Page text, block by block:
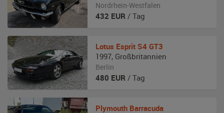
Nordrhein-Westfalen
432 EUR / Tag
Lotus Esprit S4 GT3
1997, Großbritannien
Berlin
480 EUR / Tag
Plymouth Barracuda